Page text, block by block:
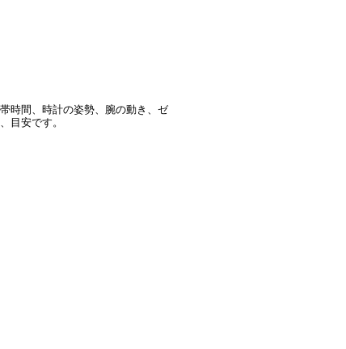
時間、時計の姿勢、腕の動き、ゼ
目安です。